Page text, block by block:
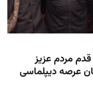
مردم عزیز
عرصه دیپلماسی